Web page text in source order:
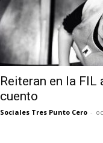
Reiteran en la FIL
cuento
Sociales Tres Punto Cero -